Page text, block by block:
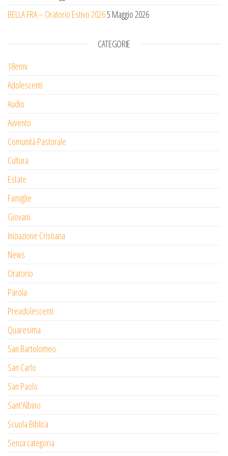
BELLA FRA – Oratorio Estivo 20265 Maggio 2026
CATEGORIE
18enni
Adolescenti
Audio
Avvento
Comunità Pastorale
Cultura
Estate
Famiglie
Giovani
Iniziazione Cristiana
News
Oratorio
Parola
Preadolescenti
Quaresima
San Bartolomeo
San Carlo
San Paolo
Sant'Albino
Scuola Biblica
Senza categoria